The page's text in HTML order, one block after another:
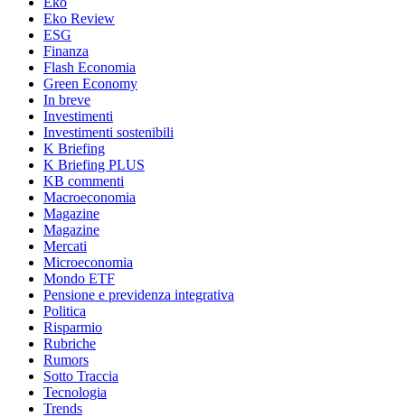
Eko Review
ESG
Finanza
Flash Economia
Green Economy
In breve
Investimenti
Investimenti sostenibili
K Briefing
K Briefing PLUS
KB commenti
Macroeconomia
Magazine
Magazine
Mercati
Microeconomia
Mondo ETF
Pensione e previdenza integrativa
Politica
Risparmio
Rubriche
Rumors
Sotto Traccia
Tecnologia
Trends